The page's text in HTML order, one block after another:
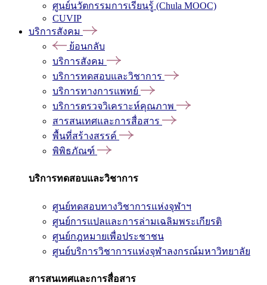
ศูนย์นวัตกรรมการเรียนรู้ (Chula MOOC)
CUVIP
บริการสังคม
ย้อนกลับ
บริการสังคม
บริการทดสอบและวิชาการ
บริการทางการแพทย์
บริการตรวจวิเคราะห์คุณภาพ
สารสนเทศและการสื่อสาร
พื้นที่สร้างสรรค์
พิพิธภัณฑ์
บริการทดสอบและวิชาการ
ศูนย์ทดสอบทางวิชาการแห่งจุฬาฯ
ศูนย์การแปลและการล่ามเฉลิมพระเกียรติ
ศูนย์กฎหมายเพื่อประชาชน
ศูนย์บริการวิชาการแห่งจุฬาลงกรณ์มหาวิทยาลัย
สารสนเทศและการสื่อสาร